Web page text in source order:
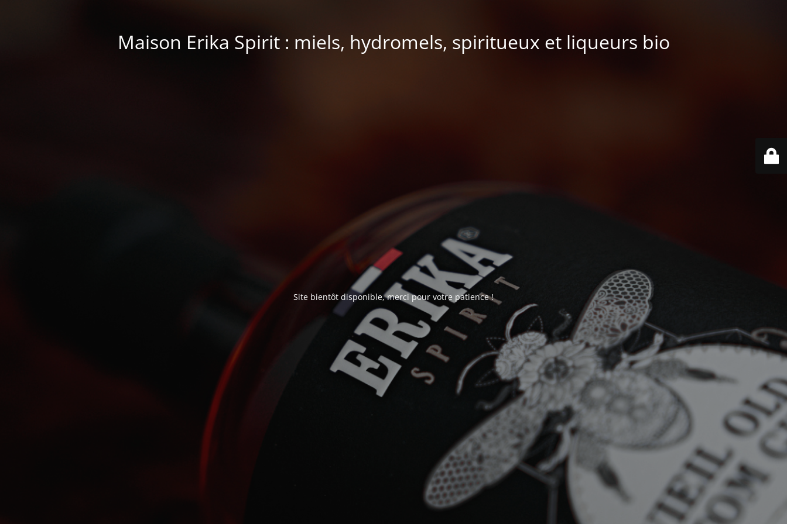
Maison Erika Spirit : miels, hydromels, spiritueux et liqueurs bio
Site bientôt disponible, merci pour votre patience !